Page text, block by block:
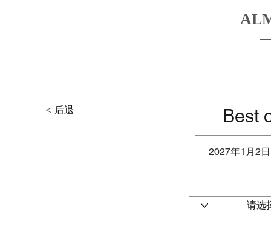
< 后退 Best
2027年1月2日